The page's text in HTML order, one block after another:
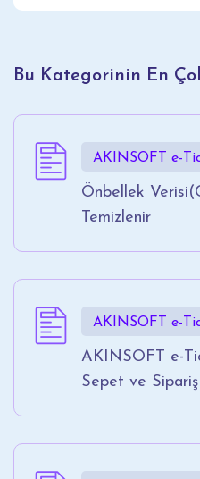
Bu Kategorinin En
AKINSOFT e-
Önbellek
Temizlenir
AKINSOFT e-
AKINSOFT e-
Sepet ve